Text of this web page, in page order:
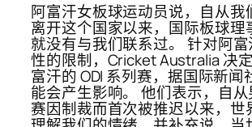
阿富汗女板球运动员说，自从我
离开这个国家以来，国际板球理
就没有与我们联系过。 针对阿
性的限制，Cricket Australia 决
富汗的 ODI 系列赛，据国际新闻
能会产生影响。 他们表示，自
赛因制裁而首次被推迟以来，世